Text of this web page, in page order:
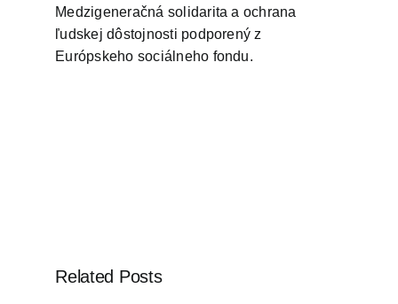
Medzigeneračná solidarita a ochrana
ľudskej dôstojnosti podporený z
Európskeho sociálneho fondu.
Related Posts